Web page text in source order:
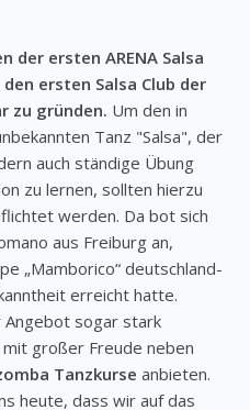
der ersten ARENA Salsa
ersten Salsa Club der
zu gründen. Um den in
Tanz "Salsa", der
auch ständige Übung
zu lernen, sollten hierzu
werden. Da bot sich
aus Freiburg an,
„Mamborico“ deutschland-
erreicht hatte.
sogar stark
großer Freude neben
Tanzkurse anbieten.
heute, dass wir auf das